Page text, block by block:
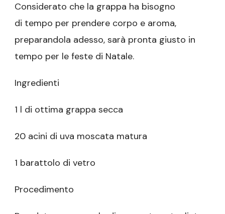
Considerato che la grappa ha bisogno
di tempo per prendere corpo e aroma,
preparandola adesso, sarà pronta giusto in
tempo per le feste di Natale.
Ingredienti
1 l di ottima grappa secca
20 acini di uva moscata matura
1 barattolo di vetro
Procedimento